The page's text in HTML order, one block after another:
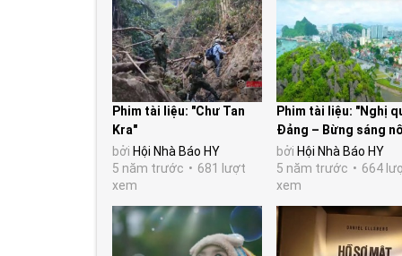
Phim tài liệu: "Chư Tan
Kra"
bởi Hội Nhà Báo HY
5 năm trước
681 lượt
xem
Phim tài liệu: "Nghị
Đảng – Bừng sáng
thôn mới Quảng Ninh"
bởi Hội Nhà Báo HY
5 năm trước
664
xem